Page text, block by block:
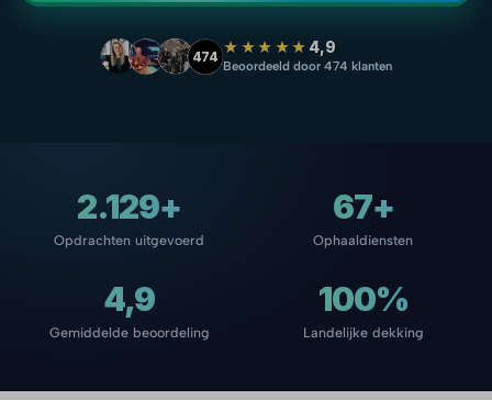
474 ★★★★★ 4,9
Beoordeeld door 474 klanten
2.129+
Opdrachten uitgevoerd
67+
Ophaaldiensten
4,9
Gemiddelde beoordeling
100%
Landelijke dekking